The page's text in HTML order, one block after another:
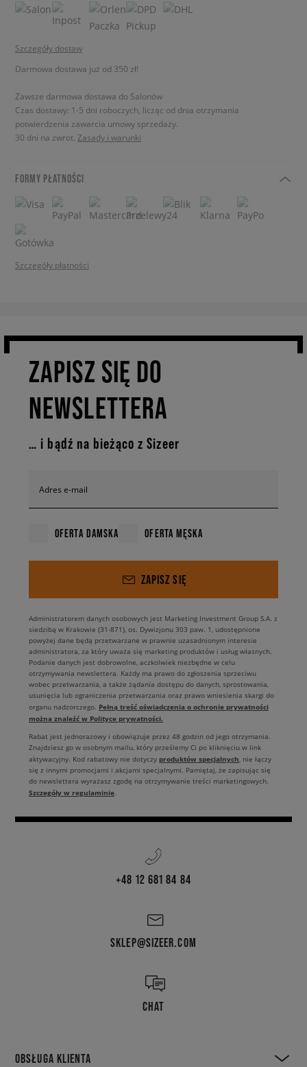
Szczegóły dostaw
Darmowa dostawa już od 350 zł!
Zawsze darmowa dostawa do Salonów
Czas dostawy: 1-5 dni roboczych, licząc od dnia otrzymania
potwierdzenia zawarcia umowy sprzedaży.
30 dni na zwrot. Zasady i warunki
FORMY PŁATNOŚCI
Szczegóły płatności
ZAPISZ SIĘ DO
NEWSLETTERA
… i bądź na bieżąco z Sizeer
Adres e-mail
OFERTA DAMSKA OFERTA MĘSKA
ZAPISZ SIĘ
Administratorem danych osobowych jest Marketing Investment Group S.A. z
siedzibą w Krakowie (31-871), os. Dywizjonu 303 paw. 1, udostępnione
powyżej dane będą przetwarzane w prawnie uzasadnionym interesie
administratora, za który uważa się marketing produktów i usług własnych.
Podanie danych jest dobrowolne, aczkolwiek niezbędne w celu
otrzymywania newslettera. Każdy ma prawo do zgłoszenia sprzeciwu
wobec przetwarzania, a także żądania dostępu do danych, sprostowania,
usunięcia lub ograniczenia przetwarzania oraz prawo wniesienia skargi do
organu nadzorczego. Pełną treść oświadczenia o ochronie prywatności
można znaleźć w Polityce prywatności.
Rabat jest jednorazowy i obowiązuje przez 48 godzin od jego otrzymania.
Znajdziesz go w osobnym mailu, który prześlemy Ci po kliknięciu w link
aktywacyjny. Kod rabatowy nie dotyczy produktów specjalnych, nie łączy
się z innymi promocjami i akcjami specjalnymi. Pamiętaj, że zapisując się
do newslettera wyrażasz zgodę na otrzymywanie treści marketingowych.
Szczegóły w regulaminie.
+48 12 681 84 84
SKLEP@SIZEER.COM
CHAT
OBSŁUGA KLIENTA